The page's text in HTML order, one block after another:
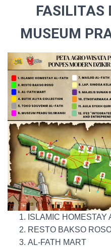
FASILITAS
MUSEUM
ISLAMIC HOMESTAY
RESTO BAKSO
AL-FATH MART